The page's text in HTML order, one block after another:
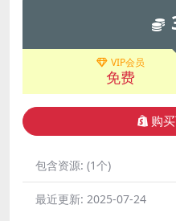
VIP会员
免费
购
包含资源: (1个)
最近更新: 2025-07-24